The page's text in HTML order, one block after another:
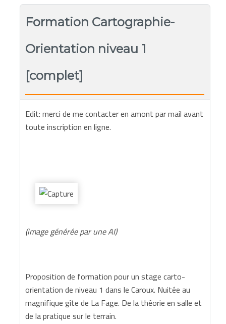
Formation Cartographie-
Orientation niveau 1
[complet]
Edit: merci de me contacter en amont par mail avant
toute inscription en ligne.
(image générée par une AI)
Proposition de formation pour un stage carto-
orientation de niveau 1 dans le Caroux. Nuitée au
magnifique gîte de La Fage. De la théorie en salle et
de la pratique sur le terrain.